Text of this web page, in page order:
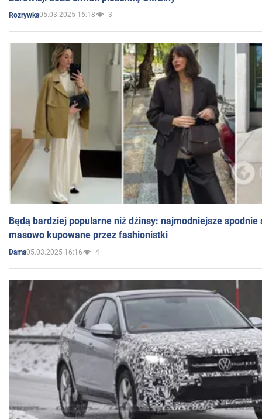
Rozrywka05.03.2025 16:18 3
Będą bardziej popularne niż dżinsy: najmodniejsze spodnie
masowo kupowane przez fashionistki
Dama05.03.2025 16:16 4